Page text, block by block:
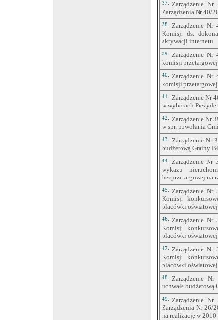
37.
Zarządzenie
Zarządzenia Nr 40/
38.
Zarządzenie Nr
Komisji ds.
aktywacji internetu
39.
Zarządzenie Nr
komisji
40.
Zarządzenie Nr
komisji
41.
Zarządzenie Nr
w wyborach
42.
Zarządzenie Nr
w spr. powołania
43.
Zarządzenie Nr
budżetową Gminy
44.
Zarządzenie Nr
wykazu
bezprzetargowej na
45.
Zarządzenie Nr
Komisji
placówki oświatowej
46.
Zarządzenie Nr
Komisji
placówki oświatowej
47.
Zarządzenie Nr
Komisji
placówki oświatowej
48.
Zarządzenie
uchwałe budżetową
49.
Zarządzenie
Zarządzenia Nr 26/
na realizację w 2010